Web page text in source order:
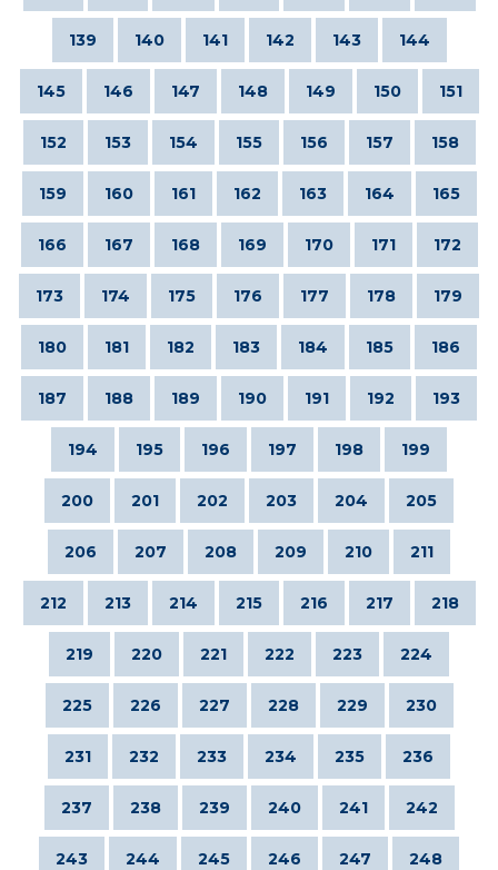
139 140 141 142 143 144
145 146 147 148 149 150 151
152 153 154 155 156 157 158
159 160 161 162 163 164 165
166 167 168 169 170 171 172
173 174 175 176 177 178 179
180 181 182 183 184 185 186
187 188 189 190 191 192 193
194 195 196 197 198 199
200 201 202 203 204 205
206 207 208 209 210 211
212 213 214 215 216 217 218
219 220 221 222 223 224
225 226 227 228 229 230
231 232 233 234 235 236
237 238 239 240 241 242
243 244 245 246 247 248